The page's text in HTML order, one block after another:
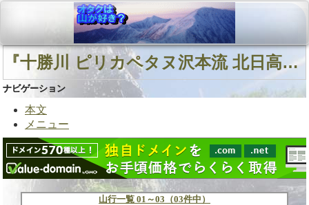
『十勝川 ピリカペタヌ沢本流 北日高』に関連する山行
ナビゲーション
本文
メニュー
山行一覧 01～03（03件中）